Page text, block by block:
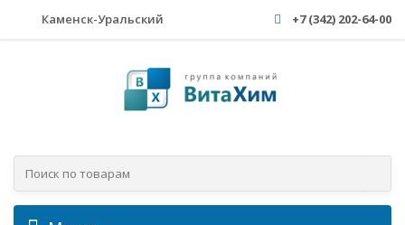
Каменск-Уральский +7 (342) 202-64-00